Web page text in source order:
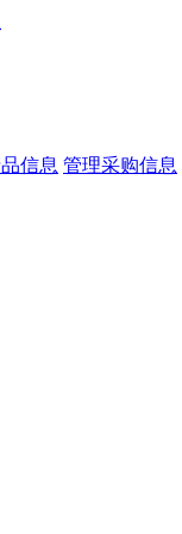
信息 管理采购信息